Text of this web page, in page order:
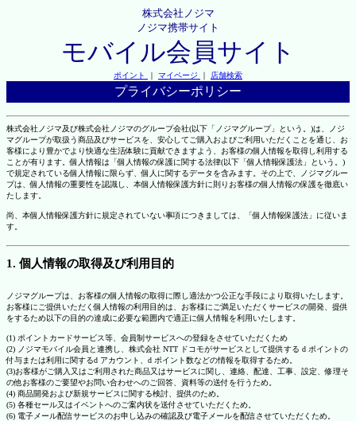
株式会社ノジマ
ノジマ携帯サイト
モバイル会員サイト
ポイント ｜ マイページ ｜ 店舗検索
プライバシーポリシー
株式会社ノジマ及び株式会社ノジマのグループ会社(以下「ノジマグループ」という。)は、ノジ
マグループが取扱う商品及びサービスを、安心してご購入およびご利用いただくことを通じ、お
客様により豊かでより快適な生活体験に貢献できますよう、お客様の個人情報を取得し利用する
ことが有ります。個人情報は「個人情報の保護に関する法律(以下「個人情報保護法」という。)
で規定されている個人情報に限らず、個人に関するデータを含みます。その上で、ノジマグルー
プは、個人情報の重要性を認識し、本個人情報保護方針に則りお客様の個人情報の保護を徹底い
たします。
尚、本個人情報保護方針に規定されていない事項につきましては、「個人情報保護法」に従いま
す。
1. 個人情報の取得及び利用目的
ノジマグループは、お客様の個人情報の取得に際し適法かつ公正な手段により取得いたします。
お客様にご提供いただく個人情報の利用目的は、お客様にご満足いただくサービスの開発、提供
をするため以下の目的の達成に必要な範囲内で適正に個人情報を利用いたします。
(1) ポイントカードサービス等、会員制サービスへの登録をさせていただくため
(2) ノジマモバイル会員と連携し、株式会社 NTT ドコモがサービスとして提供する d ポイントの
付与または利用に関するd アカウント、d ポイント数などの情報を取得するため。
(3)お客様がご購入又はご利用された商品又はサービスに関し、連絡、配達、工事、設定、修理そ
の他お客様のご要望やお問い合わせへのご回答、資料等の送付を行うため。
(4) 商品開発および新規サービスに関する検討、提供のため。
(5) 各種セール又はイベントへのご案内状を送付させていただくため。
(6) 電子メール配信サービスのお申し込みの確認及び電子メールを配信させていただくため。